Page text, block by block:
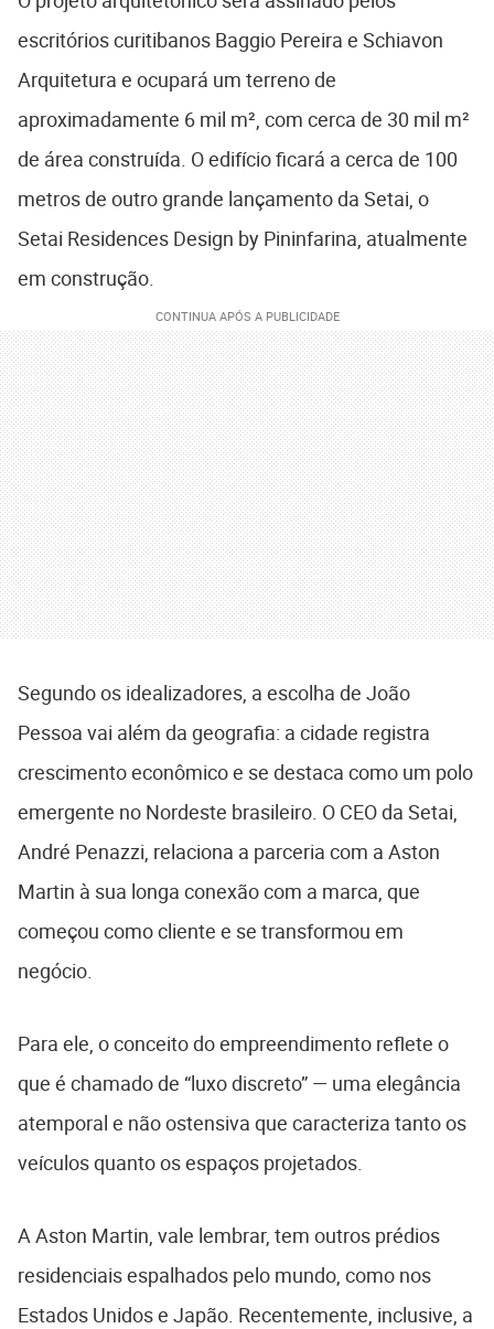
escritórios curitibanos Baggio Pereira e Schiavon
Arquitetura e ocupará um terreno de
aproximadamente 6 mil m², com cerca de 30 mil m²
de área construída. O edifício ficará a cerca de 100
metros de outro grande lançamento da Setai, o
Setai Residences Design by Pininfarina, atualmente
em construção.
Segundo os idealizadores, a escolha de João
Pessoa vai além da geografia: a cidade registra
crescimento econômico e se destaca como um polo
emergente no Nordeste brasileiro. O CEO da Setai,
André Penazzi, relaciona a parceria com a Aston
Martin à sua longa conexão com a marca, que
começou como cliente e se transformou em
negócio.
Para ele, o conceito do empreendimento reflete o
que é chamado de “luxo discreto” — uma elegância
atemporal e não ostensiva que caracteriza tanto os
veículos quanto os espaços projetados.
A Aston Martin, vale lembrar, tem outros prédios
residenciais espalhados pelo mundo, como nos
Estados Unidos e Japão. Recentemente, inclusive, a